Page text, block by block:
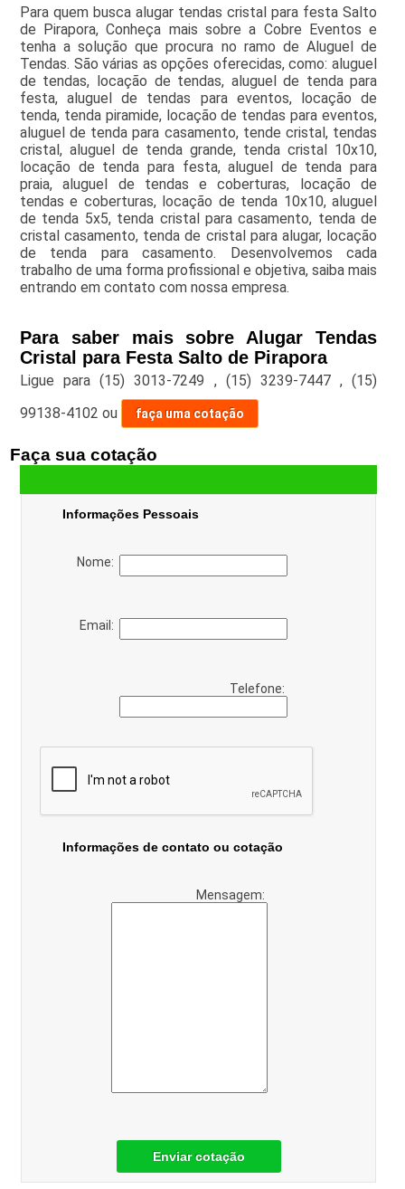
Para quem busca alugar tendas cristal para festa Salto
de Pirapora, Conheça mais sobre a Cobre Eventos e
tenha a solução que procura no ramo de Aluguel de
Tendas. São várias as opções oferecidas, como: aluguel
de tendas, locação de tendas, aluguel de tenda para
festa, aluguel de tendas para eventos, locação de
tenda, tenda piramide, locação de tendas para eventos,
aluguel de tenda para casamento, tende cristal, tendas
cristal, aluguel de tenda grande, tenda cristal 10x10,
locação de tenda para festa, aluguel de tenda para
praia, aluguel de tendas e coberturas, locação de
tendas e coberturas, locação de tenda 10x10, aluguel
de tenda 5x5, tenda cristal para casamento, tenda de
cristal casamento, tenda de cristal para alugar, locação
de tenda para casamento. Desenvolvemos cada
trabalho de uma forma profissional e objetiva, saiba mais
entrando em contato com nossa empresa.
Para saber mais sobre Alugar Tendas
Cristal para Festa Salto de Pirapora
Ligue para(15) 3013-7249 , (15) 3239-7447 ,(15)
99138-4102 ou faça uma cotação
Faça sua cotação
Informações Pessoais
Nome:
Email:
Telefone:
Informações de contato ou cotação
Mensagem:
Enviar cotação